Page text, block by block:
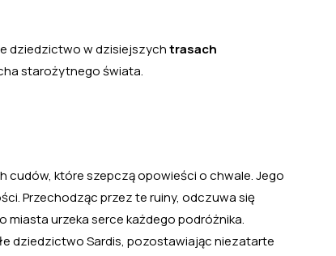
dziedzictwo w dzisiejszychtrasach
starożytnego świata.
które szepczą opowieści o chwale. Jego
Przechodząc przez te ruiny, odczuwa się
miasta urzeka serce każdego podróżnika.
dziedzictwo Sardis, pozostawiając niezatarte